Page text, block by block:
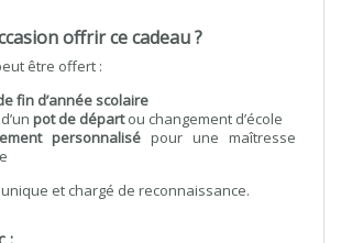
offrir ce cadeau ?
être offert :
fin d’année scolaire
pot de départou changement d’école
personnalisé pour une maîtresse
et chargé de reconnaissance.
: